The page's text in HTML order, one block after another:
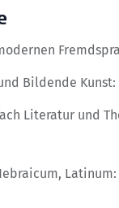
Bildende Kunst:
Literatur und